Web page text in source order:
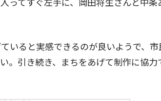
ってすぐ左手に、岡田将生さんと中条
ると実感できるのが良いようで、市
。引き続き、まちをあげて制作に協力